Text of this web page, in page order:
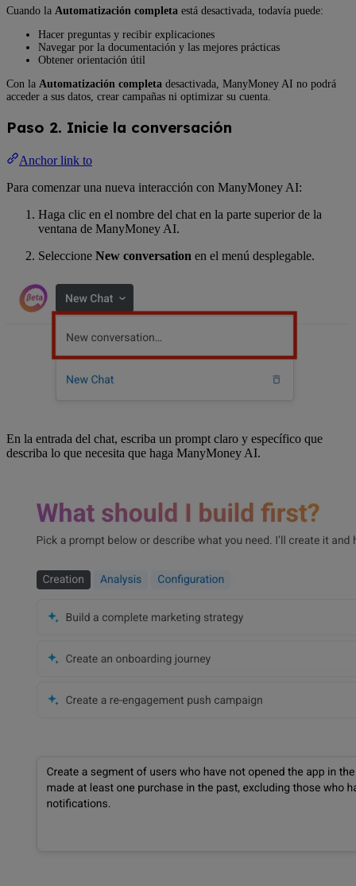
Cuando la Automatización completa está desactivada, todavía puede:
Hacer preguntas y recibir explicaciones
Navegar por la documentación y las mejores prácticas
Obtener orientación útil
Con la Automatización completa desactivada, ManyMoney AI no podrá
acceder a sus datos, crear campañas ni optimizar su cuenta.
Paso 2. Inicie la conversación
Anchor link to
Para comenzar una nueva interacción con ManyMoney AI:
Haga clic en el nombre del chat en la parte superior de la
ventana de ManyMoney AI.
Seleccione New conversation en el menú desplegable.
En la entrada del chat, escriba un prompt claro y específico que
describa lo que necesita que haga ManyMoney AI.